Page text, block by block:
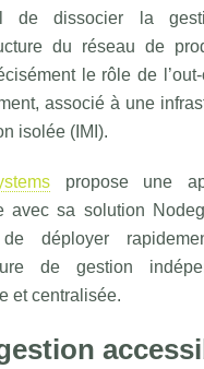
de dissocier la
du réseau de
le rôle de
associé à une
isolée (IMI).
propose une
avec sa solution
déployer
de gestion
et centralisée.